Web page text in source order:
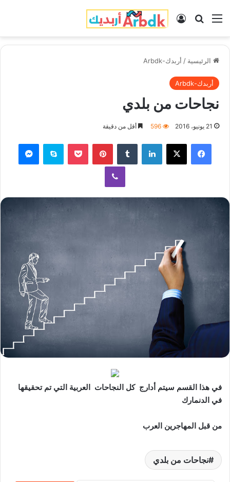
القائمة بحث عنتسجيل الدخول
الرئيسية / أربدك-Arbdk
أربدك-Arbdk
نجاحات من بلدي
21 يونيو، 2016 596 أقل من دقيقة
فيسبوك لينكدإن بينتيريست سكايب
ڤايبر
في هذا القسم سيتم أدارج كل النجاحات العربية التي تم تحقيقها
في الدنمارك
من قبل المهاجرين العرب
نجاحات من بلدي